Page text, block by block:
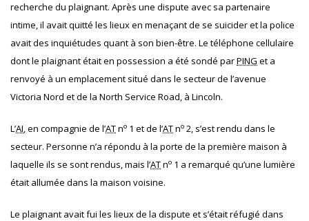
recherche du plaignant. Après une dispute avec sa partenaire
intime, il avait quitté les lieux en menaçant de se suicider et la police
avait des inquiétudes quant à son bien-être. Le téléphone cellulaire
dont le plaignant était en possession a été sondé parPING et a
renvoyé à un emplacement situé dans le secteur de l’avenue
Victoria Nord et de la North Service Road, à Lincoln.
L’AI, en compagnie de l’ATno 1 et de l’ATno 2, s’est rendu dans le
secteur. Personne n’a répondu à la porte de la première maison à
laquelle ils se sont rendus, mais l’ATno 1 a remarqué qu’une lumière
était allumée dans la maison voisine.
Le plaignant avait fui les lieux de la dispute et s’était réfugié dans